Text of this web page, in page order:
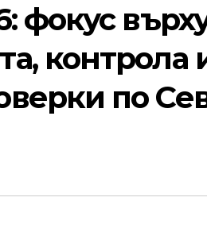
фокус
контрола
по